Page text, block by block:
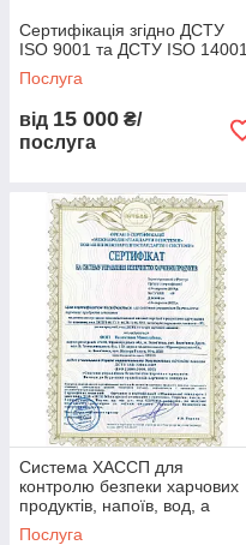
Сертифікація згідно ДСТУ
ISO 9001 та ДСТУ ISO 14001
Послуга
від 15 000 ₴/
послуга
Система ХАССП для
контролю безпеки харчових
продуктів, напоїв, вод, а
також сировини
Послуга